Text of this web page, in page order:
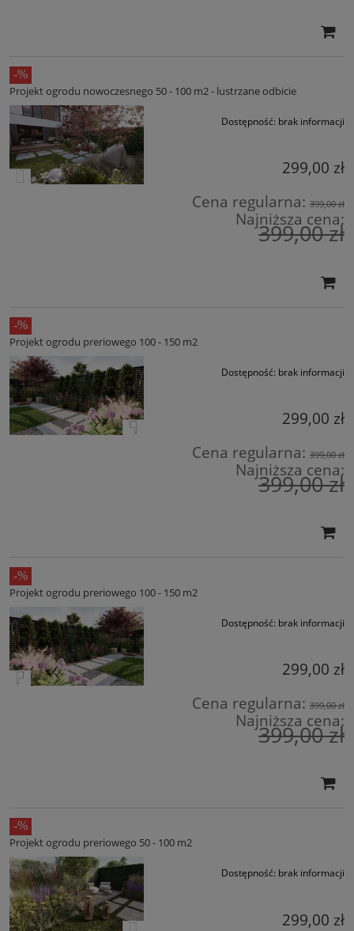
Projekt ogrodu nowoczesnego 50 - 100 m2 - lustrzane odbicie
Dostępność: brak informacji
299,00 zł
Cena regularna: 399,00 zł
Najniższa cena:
399,00 zł
Projekt ogrodu preriowego 100 - 150 m2
Dostępność: brak informacji
299,00 zł
Cena regularna: 399,00 zł
Najniższa cena:
399,00 zł
Projekt ogrodu preriowego 100 - 150 m2
Dostępność: brak informacji
299,00 zł
Cena regularna: 399,00 zł
Najniższa cena:
399,00 zł
Projekt ogrodu preriowego 50 - 100 m2
Dostępność: brak informacji
299,00 zł